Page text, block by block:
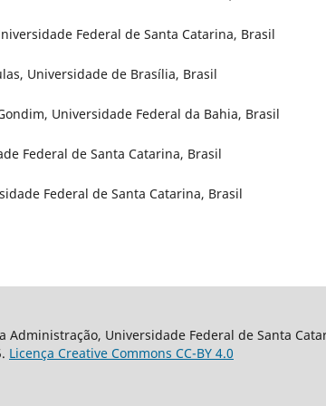
Federal de Santa Catarina, Brasil
Universidade de Brasília, Brasil
Universidade Federal da Bahia, Brasil
Federal de Santa Catarina, Brasil
Federal de Santa Catarina, Brasil
Administração, Universidade Federal de Santa
Licença Creative Commons CC-BY 4.0